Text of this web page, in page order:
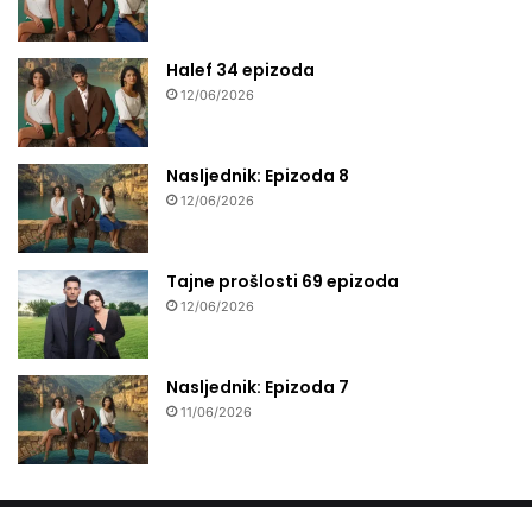
Halef 34 epizoda
12/06/2026
Nasljednik: Epizoda 8
12/06/2026
Tajne prošlosti 69 epizoda
12/06/2026
Nasljednik: Epizoda 7
11/06/2026